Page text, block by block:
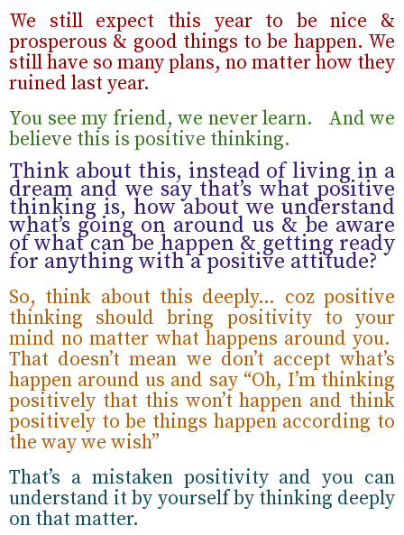
We still expect this year to be nice &
prosperous & good things to be happen. We
still have so many plans, no matter how they
ruined last year.
You see my friend, we never learn.
And we
believe this is positive thinking.
Think about this, instead of living in a
dream and we say that’s what positive
thinking is, how about we understand
what’s going on around us & be aware
of what can be happen & getting ready
for anything with a positive attitude?
So, think about this deeply… coz positive
thinking should bring positivity to your
mind no matter what happens around you.
That doesn’t mean we don’t accept what’s
happen around us and say “Oh, I’m thinking
positively that this won’t happen and think
positively to be things happen according to
the way we wish”
That’s a mistaken positivity and you can
understand it by yourself by thinking deeply
on that matter.